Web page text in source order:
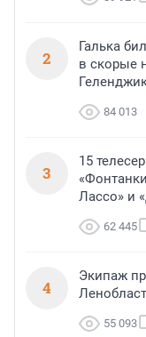
2
Галька
в скорые
84 013
3
15
Лассо» и
62 445
4
Экипаж
55 093